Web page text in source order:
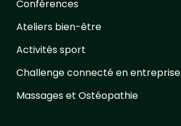
Conférences
Ateliers bien-être
Activités sport
Challenge connecté en entreprise
Massages et Ostéopathie